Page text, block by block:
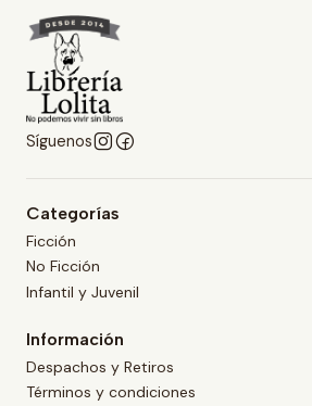
Síguenos
Categorías
Ficción
No Ficción
Infantil y Juvenil
Información
Despachos y Retiros
Términos y condiciones